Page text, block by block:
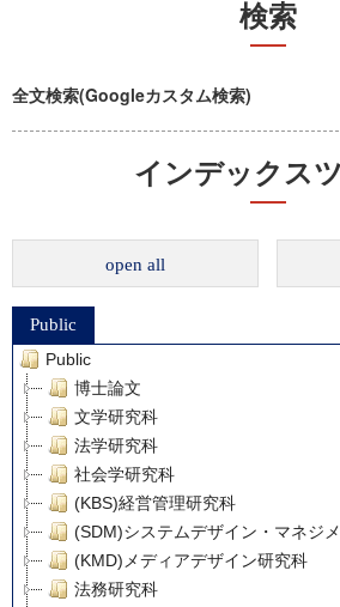
検索
全文検索(Googleカスタム検索)
インデックス
open all
Public
Public
博士論文
文学研究科
法学研究科
社会学研究科
(KBS)経営管理研究科
(SDM)システムデザイン・マネジ
(KMD)メディアデザイン研究科
法務研究科